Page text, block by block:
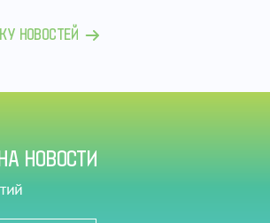
НОВОСТЕЙ
НОВОСТИ